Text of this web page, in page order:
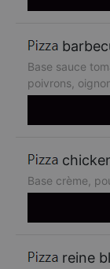
Base sauce
poivrons,
Base crème,
reine